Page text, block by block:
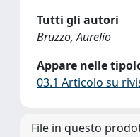
Tutti gli autori
Bruzzo, Aurelio
Appare nelle
03.1 Articolo su
File in questo